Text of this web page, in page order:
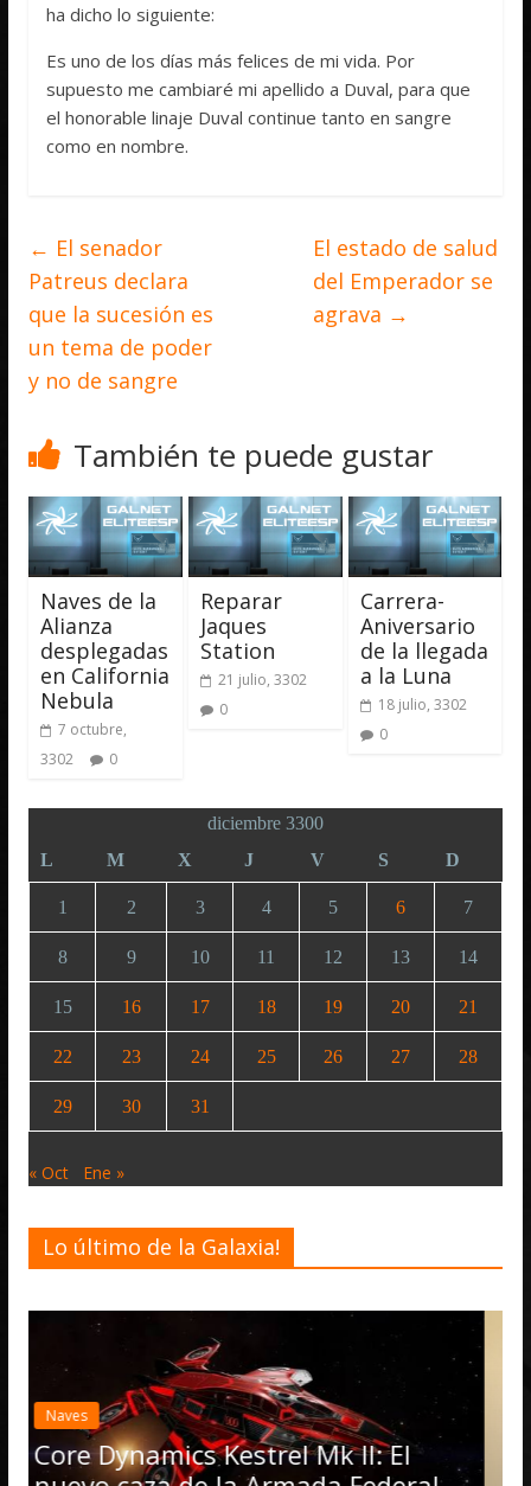
ha dicho lo siguiente:
Es uno de los días más felices de mi vida. Por
supuesto me cambiaré mi apellido a Duval, para que
el honorable linaje Duval continue tanto en sangre
como en nombre.
← El senador
Patreus declara
que la sucesión es
un tema de poder
y no de sangre
El estado de salud
del Emperador se
agrava →
También te puede gustar
Naves de la
Alianza
desplegadas
en California
Nebula
7 octubre,
3302
0
Reparar
Jaques
Station
21 julio, 3302
0
Carrera-
Aniversario
de la llegada
a la Luna
18 julio, 3302
0
diciembre 3300
L
M X J V S D
1 2 3 4 5 6 7
8 9 10 11 12 13 14
15 16 17 18 19 20 21
22 23 24 25 26 27 28
29 30 31
« Oct Ene »
Lo último de la Galaxia!
Mk II: El
Elite Dangerous recibe
actualización 4.4.0:
Operations, el